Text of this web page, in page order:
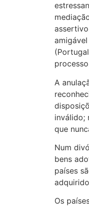
A
inválido;
que
Num
bens
países
Os